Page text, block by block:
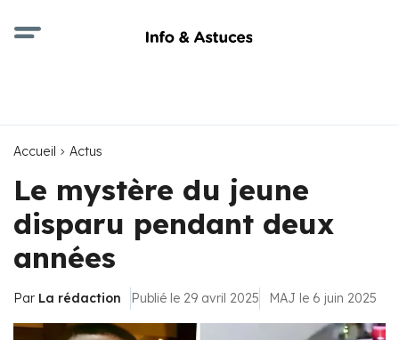
Accueil Actus
Le mystère du jeune
disparu pendant deux
années
Par La rédaction Publié le 29 avril 2025 MAJ le 6 juin 2025